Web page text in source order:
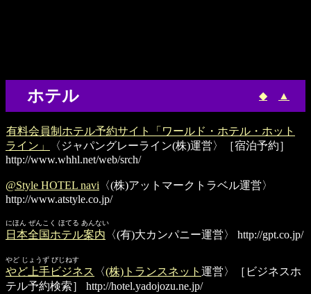
ホテル ◆ ▲
有料会員制ホテル予約サイト「ワールド・ホテル・ホット
ライン」
〈ジャパングレーライン(株)運営〉［宿泊予約］
http://www.whhl.net/web/srch/
@Style HOTEL navi 〈(株)アットマークトラベル運営〉
http://www.atstyle.co.jp/
にほん ぜんこく ほてる あんない
日本全国ホテル案内 〈(有)大カンパニー運営〉 http://gpt.co.jp/
やど じょうず びじねす
やど上手ビジネス 〈(株)トランスネット 運営〉［ビジネスホ
テル予約検索］
http://hotel.yadojozu.ne.jp/